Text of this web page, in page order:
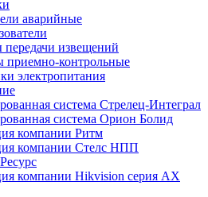
аварийные
извещений
приемно-контрольные
электропитания
система Стрелец-Интеграл
система Орион Болид
компании Ритм
компании Стелс НПП
компании Hikvision серия AX